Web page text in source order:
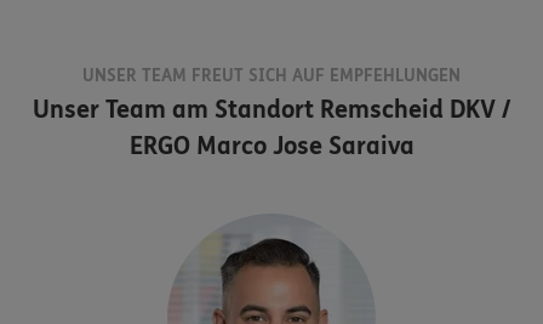
UNSER TEAM FREUT SICH AUF EMPFEHLUNGEN
Unser Team am Standort Remscheid DKV /
ERGO Marco Jose Saraiva